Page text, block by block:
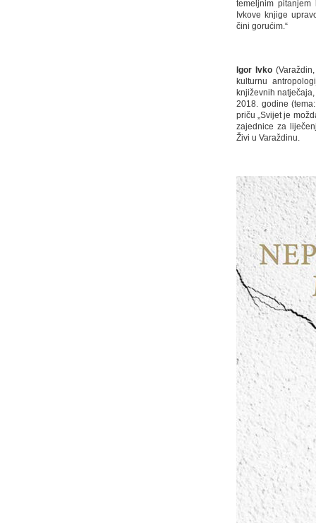
temeljnim pitanjem
Ivkove knjige
čini gorućim.“
Igor Ivko
kulturnu
književnih
2018. godine
priču „Svijet je
zajednice za
Živi u Varaždinu.